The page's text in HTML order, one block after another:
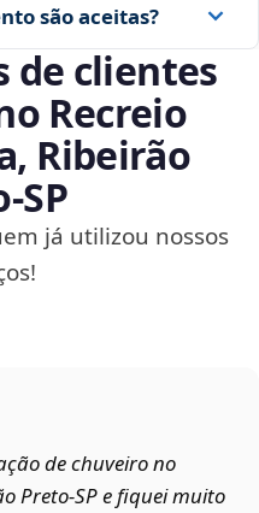
são aceitas?
de clientes
Recreio
Ribeirão
já utilizou nossos
de chuveiro no
Preto‑SP e fiquei muito